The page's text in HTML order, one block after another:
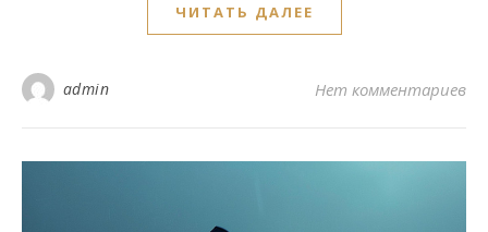
ЧИТАТЬ ДАЛЕЕ
admin Нет комментариев